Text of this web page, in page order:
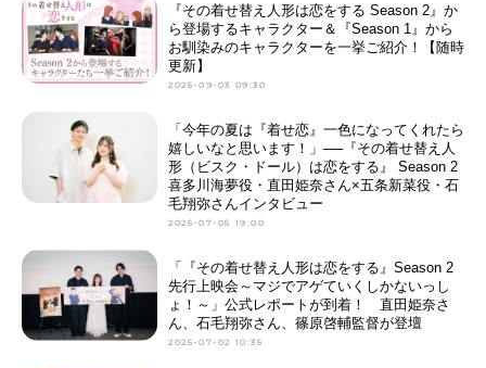
『その着せ替え人形は恋をする Season 2』か
ら登場するキャラクター＆『Season 1』から
お馴染みのキャラクターを一挙ご紹介！【随時
更新】
2025-09-03 09:30
「今年の夏は『着せ恋』一色になってくれたら
嬉しいなと思います！」──『その着せ替え人
形（ビスク・ドール）は恋をする』 Season 2
喜多川海夢役・直田姫奈さん×五条新菜役・石
毛翔弥さんインタビュー
2025-07-05 19:00
「『その着せ替え人形は恋をする』Season 2
先行上映会～マジでアゲていくしかないっし
ょ！～」公式レポートが到着！ 直田姫奈さ
ん、石毛翔弥さん、篠原啓輔監督が登壇
2025-07-02 10:35